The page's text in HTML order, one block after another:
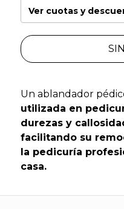
Ver cuotas y
Un ablandador
utilizada en
durezas y
facilitando su
la pedicuría
casa.